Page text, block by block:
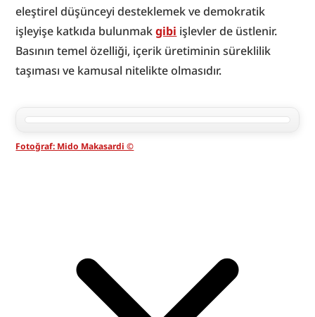
eleştirel düşünceyi desteklemek ve demokratik
işleyişe katkıda bulunmak gibi işlevler de üstlenir.
Basının temel özelliği, içerik üretiminin süreklilik
taşıması ve kamusal nitelikte olmasıdır.
Fotoğraf: Mido Makasardi ©️